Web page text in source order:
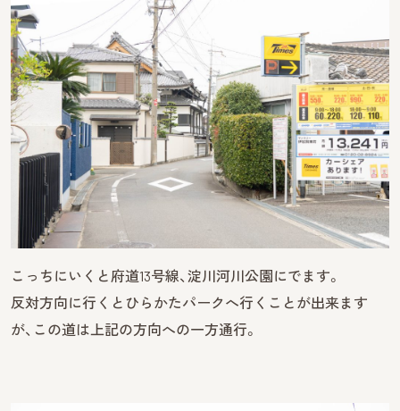
こっちにいくと府道13号線、淀川河川公園にでます。
反対方向に行くとひらかたパークへ行くことが出来ます
が、この道は上記の方向への一方通行。